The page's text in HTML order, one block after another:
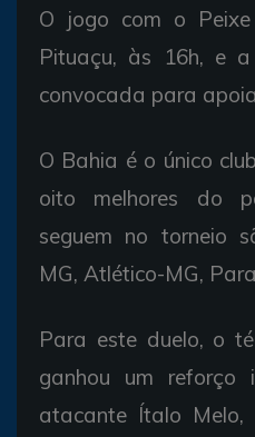
O jogo com o
Pituaçu, às 16h, e
convocada para
O Bahia é o único
oito melhores do
seguem no torneio
MG, Atlético-MG,
Para este duelo, o
ganhou um reforço
atacante Ítalo Melo,